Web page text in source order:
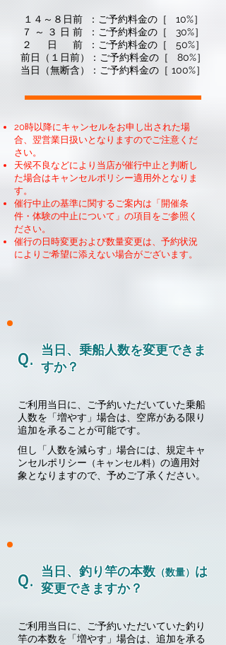
１４～８日前 ：ご予約料金の［ 10%］
７ ～ ３ 日 前 ：ご予約料金の［ 30%］
２ 日 前 ：ご予約料金の［ 50%］
前日（１日前）：ご予約料金の［ 80%］
当日（無断含）：ご予約料金の［ 100%］
20時以降にキャンセルをお申し出された場
合、翌営業日扱いとなりますのでご注意くだ
さい。
天候不良などにより当店が催行中止と判断し
た場合はキャンセルポリシー適用外となりま
す。
催行中止の基準に関するご案内は「開催条
件・体験の中止について」の項目をご参照く
ださい。
催行の日時変更および数量変更は、予約状況
によりご希望に添えない場合がございます。
Ｑ. ​当日、乗船人数を変更できま
すか？
ご利用当日に、ご予約いただいていた乗船
人数を「増やす」場合は、空席がある限り
追加を承ることが可能です。
但し「人数を減らす」場合には、規定キャ
ンセルポリシー （キャンセル料） の適用対
象となりますので、予めご了承ください。
Ｑ. ​当日、釣り竿の本数 （数量） は
変更できますか？
ご利用当日に、ご予約いただいていた釣り
竿の本数を「増やす」場合は、追加を承る